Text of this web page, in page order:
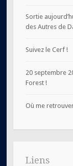
Sortie
des Autres de
Suivez le Cerf !
20 septembre
Forest !
Où me
Liens